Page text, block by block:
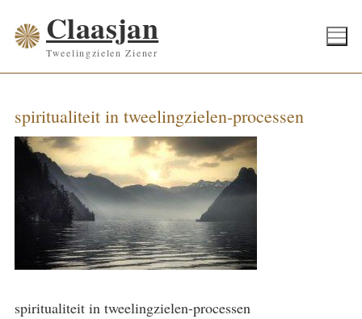
naar
Claasjan
Tweelingzielen Ziener
spiritualiteit in tweelingzielen-processen
spiritualiteit in tweelingzielen-processen